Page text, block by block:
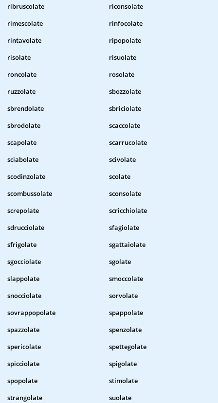
ribruscolate
riconsolate
rimescolate
rinfocolate
rintavolate
ripopolate
risolate
risuolate
roncolate
rosolate
ruzzolate
sbozzolate
sbrendolate
sbriciolate
sbrodolate
scaccolate
scapolate
scarrucolate
sciabolate
scivolate
scodinzolate
scolate
scombussolate
sconsolate
screpolate
scricchiolate
sdrucciolate
sfagiolate
sfrigolate
sgattaiolate
sgocciolate
sgolate
slappolate
smoccolate
snocciolate
sorvolate
sovrappopolate
spappolate
spazzolate
spenzolate
spericolate
spettegolate
spicciolate
spigolate
spopolate
stimolate
strangolate
suolate